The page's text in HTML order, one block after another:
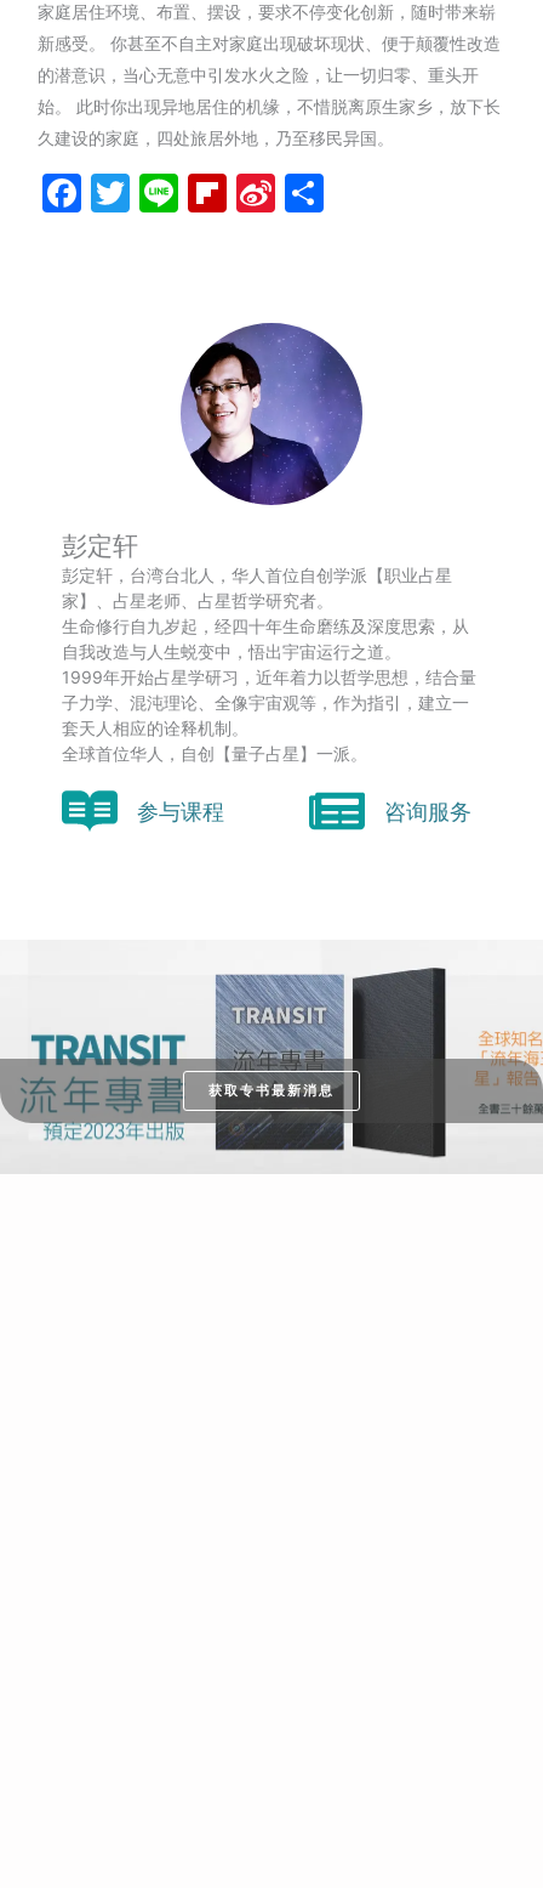
家庭居住环境、布置、摆设，要求不停变化创新，随时带来崭
新感受。 你甚至不自主对家庭出现破坏现状、便于颠覆性改造
的潜意识，当心无意中引发水火之险，让一切归零、重头开
始。 此时你出现异地居住的机缘，不惜脱离原生家乡，放下长
久建设的家庭，四处旅居外地，乃至移民异国。
Facebook
Twitter
LineFlipboard
Sina
彭定轩
彭定轩，台湾台北人，华人首位自创学派【职业占星
家】、占星老师、占星哲学研究者。
生命修行自九岁起，经四十年生命磨练及深度思索，从
自我改造与人生蜕变中，悟出宇宙运行之道。
1999年开始占星学研习，近年着力以哲学思想，结合量
子力学、混沌理论、全像宇宙观等，作为指引，建立一
套天人相应的诠释机制。
全球首位华人，自创【量子占星】一派。
参与课程 咨询服务
获取专书最新消息